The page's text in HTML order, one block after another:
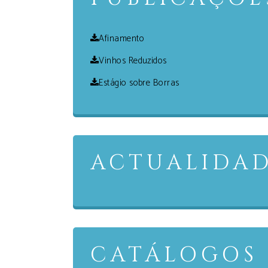
Afinamento
Vinhos Reduzidos
Estágio sobre Borras
CATÁLOGOS